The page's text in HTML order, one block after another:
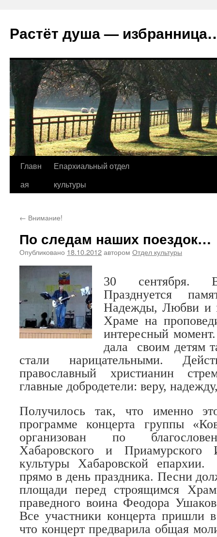
Растёт душа —
Перейти
Главн
ая
Епархиальный отдел
культуры
← Внимание!
По следам наших поездок…
Опубликовано 18.10.2012автором Отдел культуры
30 сентября.
Празднуется
Надежды, Любви и
Храме на
интересный
дала
своим детям
стали нарицательными.
православный христианин
главные добродетели: веру,
Получилось так, что именно
программе концерта группы
организован по
Хабаровского и Приамурского
культуры Хабаровской епархии.
прямо в день праздника. Песни
площади перед строящимся
праведного воина Феодора
Все участники концерта пришли
что концерт предварила общая